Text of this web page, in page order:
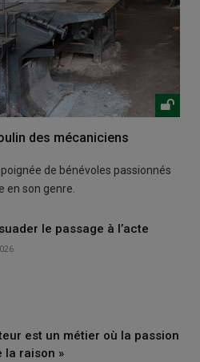
des mécaniciens
de bénévoles passionnés
en son genre.
le passage à l’acte
est un métier où la passion
la raison »